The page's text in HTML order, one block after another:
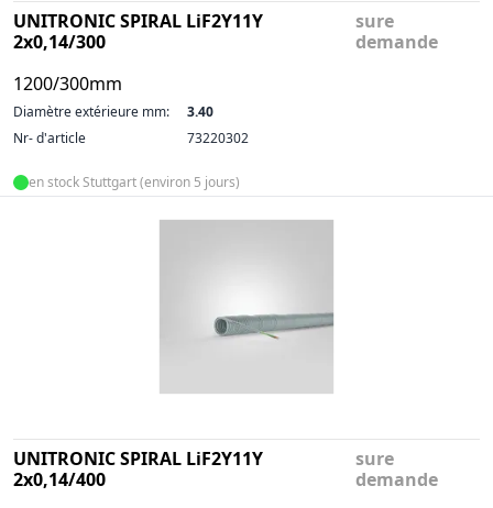
UNITRONIC SPIRAL LiF2Y11Y
2x0,14/300
1200/300mm
sure
demande
Diamètre extérieure mm:
3.40
Nr- d'article
73220302
en stock Stuttgart (environ 5 jours)
UNITRONIC SPIRAL LiF2Y11Y
2x0,14/400
sure
demande